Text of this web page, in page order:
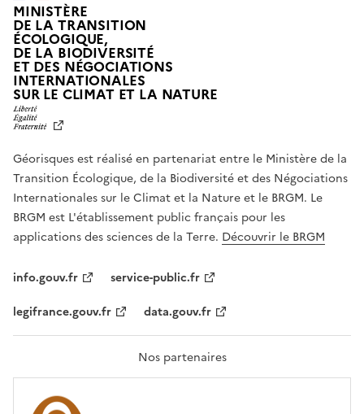
MINISTÈRE
DE LA TRANSITION
ÉCOLOGIQUE,
DE LA BIODIVERSITÉ
ET DES NÉGOCIATIONS
INTERNATIONALES
SUR LE CLIMAT ET LA NATUREL
T
É
,
É
G
A
L
F
A
T
R
Géorisques est réalisé en partenariat entre le Ministère de la
Transition Écologique, de la Biodiversité et des Négociations
Internationales sur le Climat et la Nature et le BRGM. Le
BRGM est L'établissement public français pour les
applications des sciences de la Terre. Découvrir le BRGM
info.gouv.fr
service-public.fr
legifrance.gouv.fr
data.gouv.fr
Nos partenaires